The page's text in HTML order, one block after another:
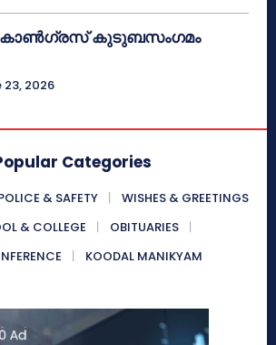
കോൺഗ്രസ് കുടുബസംഗമം
23, 2026
Categories
& SAFETY
WISHES & GREETINGS
& COLLEGE
OBITUARIES
KOODAL MANIKYAM